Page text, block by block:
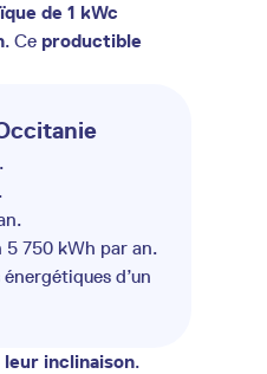
de 1 kWc
. Ce productible
5 750 kWh par an.
d’un
inclinaison.